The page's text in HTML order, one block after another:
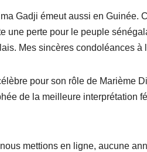
Gadji émeut aussi en Guinée.
une perte pour le peuple
Mes sincères condoléances
pour son rôle de Marième
de la meilleure interprétation
mettions en ligne, aucune